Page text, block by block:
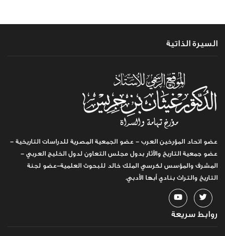
السيرة الذاتية
عضو اتحاد المؤرخين العرب - عضو الجمعية المصرية للدراسات التاريخية -
عضو جمعية التاريخ والآثار بدول مجلس التعاون لدول الخليج العربي -
المشرف والمؤسس لكرسي الملك خالد للبحوث العلمية-عضو لجنة
التاريخ والتراث بنادي أبها الأدبي.
روابط سريعة